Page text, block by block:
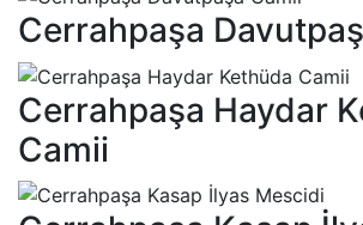
Cerrahpaşa
Cerrahpaşa Haydar
Camii